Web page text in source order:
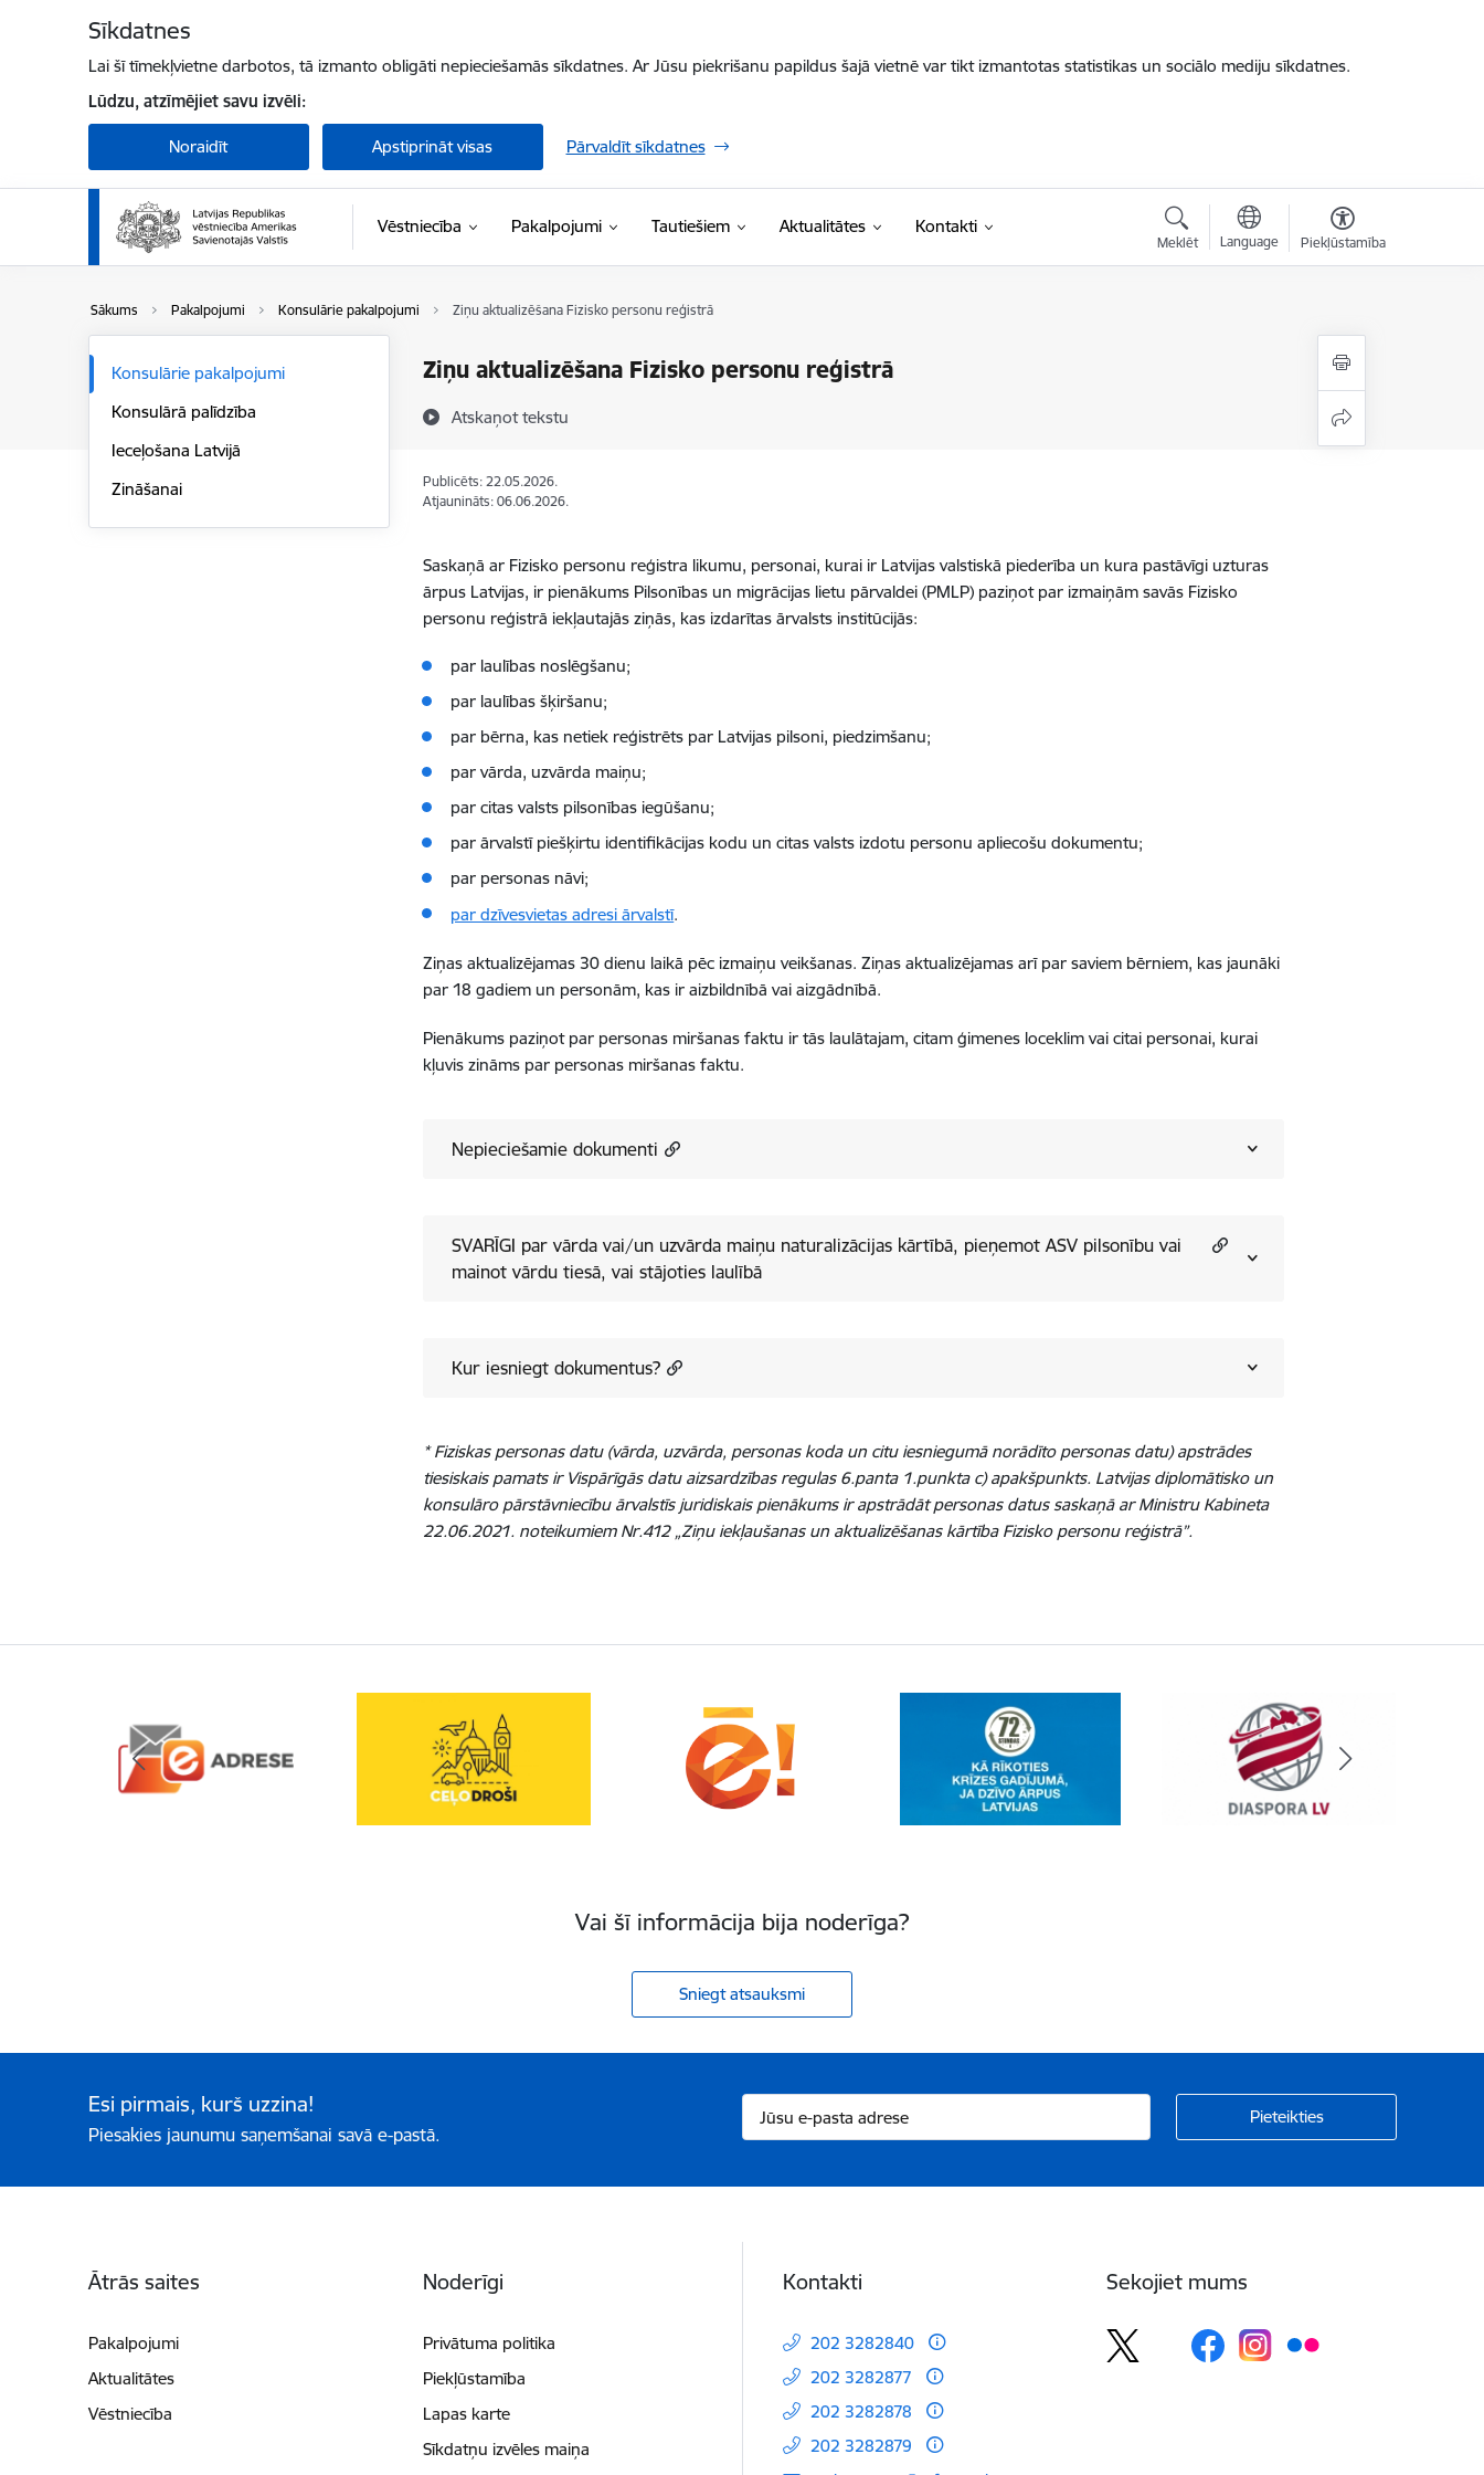
Sīkdatnes
Lai šī tīmekļvietne darbotos, tā izmanto obligāti nepieciešamās sīkdatnes. Ar Jūsu piekrišanu papildus šajā vietnē var tikt izmantotas statistikas un sociālo mediju sīkdatnes.
Lūdzu, atzīmējiet savu izvēli:
Noraidīt Apstiprināt visas Pārvaldīt sīkdatnes
Vēstniecība Pakalpojumi Tautiešiem Aktualitātes Kontakti
Meklēt Language Piekļūstamība
Sākums Pakalpojumi Konsulārie pakalpojumi Ziņu aktualizēšana Fizisko personu reģistrā
Ziņu aktualizēšana Fizisko personu reģistrā
Atskaņot tekstu
Konsulārie pakalpojumi
Konsulārā palīdzība
Ieceļošana Latvijā
Zināšanai
Publicēts: 22.05.2026.
Atjaunināts: 06.06.2026.
Saskaņā ar Fizisko personu reģistra likumu, personai, kurai ir Latvijas valstiskā piederība un kura pastāvīgi uzturas
ārpus Latvijas, ir pienākums Pilsonības un migrācijas lietu pārvaldei (PMLP) paziņot par izmaiņām savās Fizisko
personu reģistrā iekļautajās ziņās, kas izdarītas ārvalsts institūcijās:
par laulības noslēgšanu;
par laulības šķiršanu;
par bērna, kas netiek reģistrēts par Latvijas pilsoni, piedzimšanu;
par vārda, uzvārda maiņu;
par citas valsts pilsonības iegūšanu;
par ārvalstī piešķirtu identifikācijas kodu un citas valsts izdotu personu apliecošu dokumentu;
par personas nāvi;
par dzīvesvietas adresi ārvalstī.
Ziņas aktualizējamas 30 dienu laikā pēc izmaiņu veikšanas. Ziņas aktualizējamas arī par saviem bērniem, kas jaunāki
par 18 gadiem un personām, kas ir aizbildnībā vai aizgādnībā.
Pienākums paziņot par personas miršanas faktu ir tās laulātajam, citam ģimenes loceklim vai citai personai, kurai
kļuvis zināms par personas miršanas faktu.
Nepieciešamie dokumenti
SVARĪGI par vārda vai/un uzvārda maiņu naturalizācijas kārtībā, pieņemot ASV pilsonību vai
mainot vārdu tiesā, vai stājoties laulībā
Kur iesniegt dokumentus?
* Fiziskas personas datu (vārda, uzvārda, personas koda un citu iesniegumā norādīto personas datu) apstrādes
tiesiskais pamats ir Vispārīgās datu aizsardzības regulas 6.panta 1.punkta c) apakšpunkts. Latvijas diplomātisko un
konsulāro pārstāvniecību ārvalstīs juridiskais pienākums ir apstrādāt personas datus saskaņā ar Ministru Kabineta
22.06.2021. noteikumiem Nr.412 „Ziņu iekļaušanas un aktualizēšanas kārtība Fizisko personu reģistrā”.
Vai šī informācija bija noderīga?
Sniegt atsauksmi
Esi pirmais, kurš uzzina!
Piesakies jaunumu saņemšanai savā e-pastā.
Ātrās saites
Pakalpojumi
Aktualitātes
Vēstniecība
Noderīgi
Privātuma politika
Piekļūstamība
Lapas karte
Sīkdatņu izvēles maiņa
Kontakti
202 3282840
202 3282877
202 3282878
202 3282879
Sekojiet mums